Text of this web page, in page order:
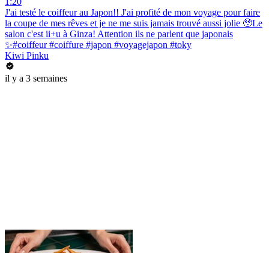
J'ai testé le coiffeur au Japon!! J'ai profité de mon voyage pour faire
la coupe de mes rêves et je ne me suis jamais trouvé aussi jolie 🥹Le
salon c'est ii+u à Ginza! Attention ils ne parlent que japonais
✨#coiffeur #coiffure #japon #voyagejapon #toky
Kiwi Pinku
il y a 3 semaines